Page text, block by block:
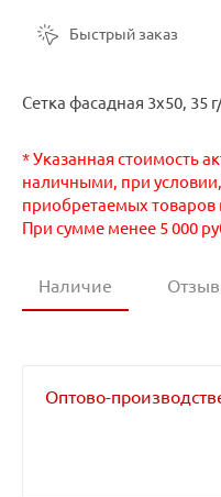
Быстрый заказ
Сетка фасадная 3х50, 35
* Указанная стоимость
наличными, при
приобретаемых товаров
При сумме менее 5 000
Наличие
Оптово-